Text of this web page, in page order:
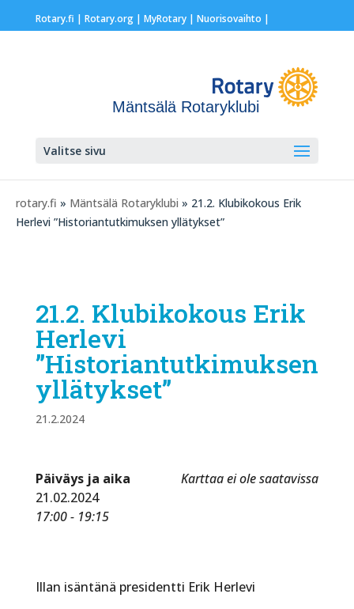
Rotary.fi | Rotary.org| MyRotary | Nuorisovaihto |
Mäntsälä Rotaryklubi
Valitse sivu
rotary.fi » Mäntsälä Rotaryklubi » 21.2. Klubikokous Erik
Herlevi ”Historiantutkimuksen yllätykset”
21.2. Klubikokous Erik
Herlevi
”Historiantutkimuksen
yllätykset”
21.2.2024
Karttaa ei ole saatavissa
Päiväys ja aika
21.02.2024
17:00 - 19:15
Illan isäntänä presidentti Erik Herlevi